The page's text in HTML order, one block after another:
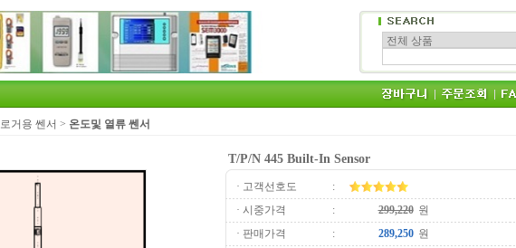
로거용 쎈서 > 온도및 열류 쎈서
T/P/N 445 Built-In Sensor
· 고객선호도
:
· 시중가격
:
원
· 판매가격
:
원